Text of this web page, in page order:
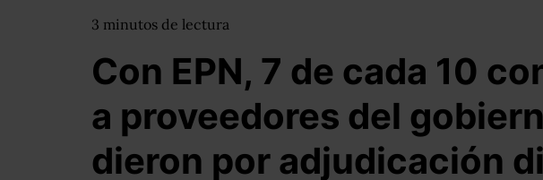
3 minutos de lectura
Con EPN, 7 de cada 10
a proveedores del
dieron por adjudicación